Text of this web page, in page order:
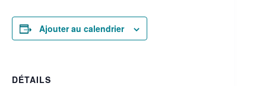
Ajouter au calendrier
DÉTAILS